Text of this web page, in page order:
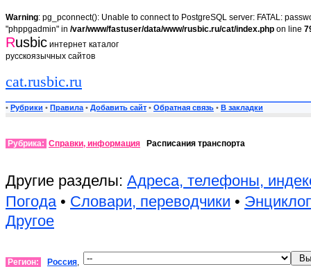
Warning: pg_pconnect(): Unable to connect to PostgreSQL server: FATAL:
"phppgadmin" in /var/www/fastuser/data/www/rusbic.ru/cat/index.php on line
Rusbic интернет каталог
русскоязычных сайтов
cat.rusbic.ru
• Рубрики • Правила • Добавить сайт • Обратная связь • В закладки
Рубрика: Справки, информация Расписания транспорта
Другие разделы: Адреса, телефоны,
Погода• Словари, переводчики •
Другое
Регион: Россия,